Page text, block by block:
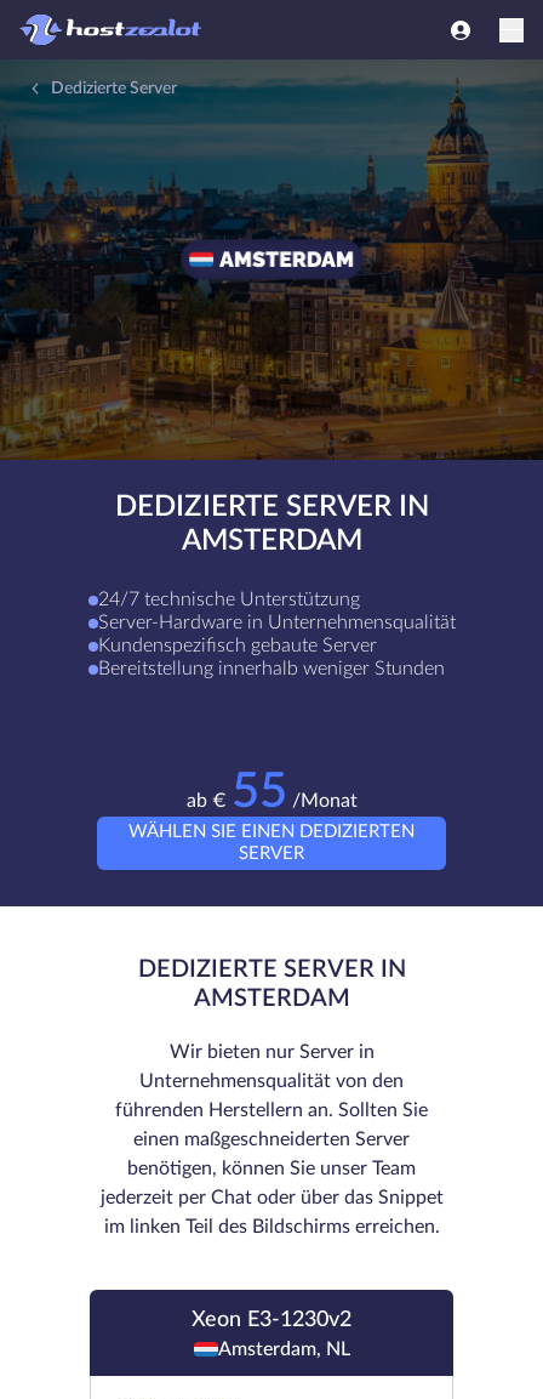
Dedizierte Server
DEDIZIERTE SERVER IN
AMSTERDAM
24/7 technische Unterstützung
Server-Hardware in Unternehmensqualität
Kundenspezifisch gebaute Server
Bereitstellung innerhalb weniger Stunden
ab € 55 /Monat
WÄHLEN SIE EINEN DEDIZIERTEN
SERVER
DEDIZIERTE SERVER IN
AMSTERDAM
Wir bieten nur Server in
Unternehmensqualität von den
führenden Herstellern an. Sollten Sie
einen maßgeschneiderten Server
benötigen, können Sie unser Team
jederzeit per Chat oder über das Snippet
im linken Teil des Bildschirms erreichen.
Xeon E3-1230v2
Amsterdam, NL